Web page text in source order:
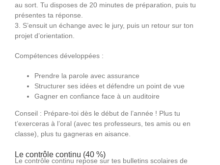
au sort. Tu disposes de 20 minutes de préparation, puis tu
présentes ta réponse.
3. S’ensuit un échange avec le jury, puis un retour sur ton
projet d’orientation.
Compétences développées :
Prendre la parole avec assurance
Structurer ses idées et défendre un point de vue
Gagner en confiance face à un auditoire
Conseil : Prépare-toi dès le début de l’année ! Plus tu
t’exerceras à l’oral (avec tes professeurs, tes amis ou en
classe), plus tu gagneras en aisance.
Le contrôle continu (40 %)
Le contrôle continu repose sur tes bulletins scolaires de